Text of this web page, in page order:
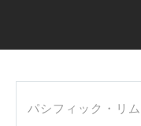
パシフィック・リム